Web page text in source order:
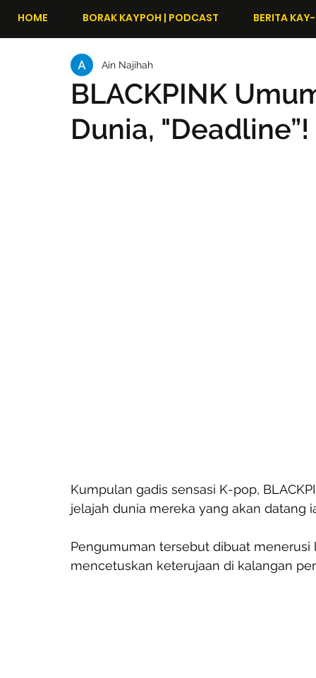
HOME BORAK KAYPOH | PODCAST BERITA
BLACKPINK
Dunia, "Deadline”!
Ain Najihah
Kumpulan gadis sensasi K-pop,
jelajah dunia mereka yang akan datang
Pengumuman tersebut dibuat
mencetuskan keterujaan di kalangan